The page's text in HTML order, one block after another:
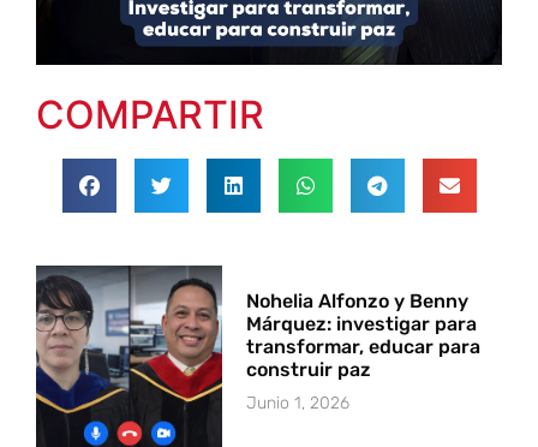
COMPARTIR
Nohelia Alfonzo y Benny
Márquez: investigar para
transformar, educar para
construir paz
Junio 1, 2026